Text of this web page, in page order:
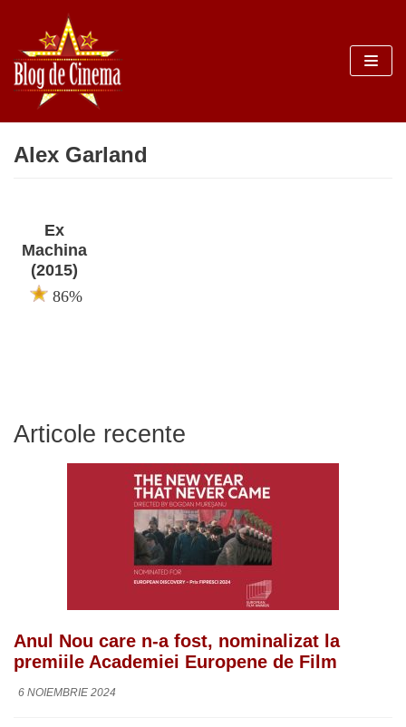
Sari
la
conținut
Alex Garland
Ex
Machina
(2015)
86%
Articole recente
Anul Nou care n-a fost, nominalizat la
premiile Academiei Europene de Film
6 NOIEMBRIE 2024